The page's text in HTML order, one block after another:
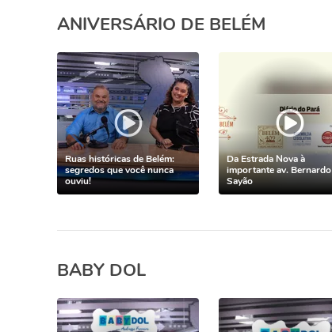
ANIVERSÁRIO DE BELÉM
Ruas históricas de Belém:
segredos que você nunca
ouviu!
Da Estrada Nova à
importante av. Bernardo
Sayão
BABY DOL